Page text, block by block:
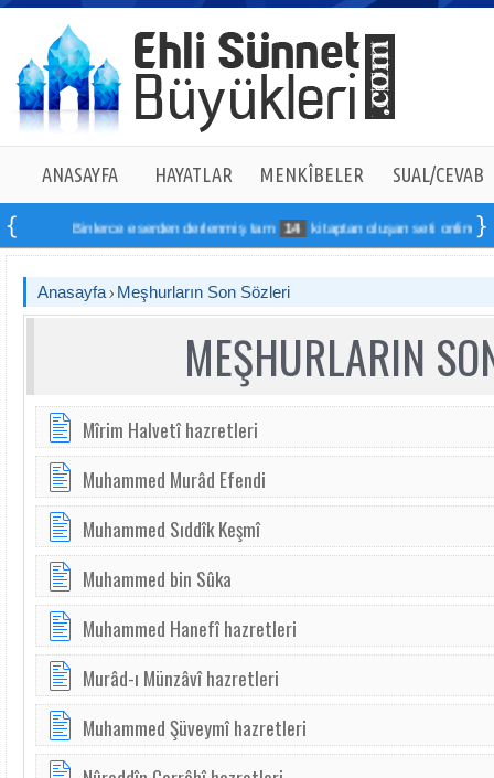
ANASAYFA HAYATLAR MENKÎBELER SUAL/CEVAB
Binlerce eserden derlenmiş tam 14 kitaptan oluşan seti online sipariş
Anasayfa Meşhurların Son Sözleri
MEŞHURLARIN
Mîrim Halvetî hazretleri
Muhammed Murâd Efendi
Muhammed Sıddîk Keşmî
Muhammed bin Sûka
Muhammed Hanefî hazretleri
Murâd-ı Münzâvî hazretleri
Muhammed Şüveymî hazretleri